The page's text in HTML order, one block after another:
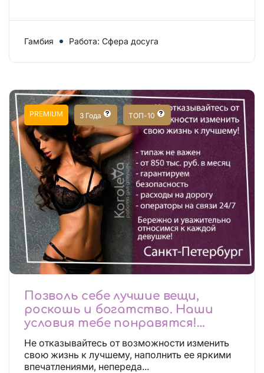
Гамбия Работа: Сфера досуга
PREMIUM 3 Года ТОП-10
Позволь себе лучшие вещи,
роскошь и богатство. Наши
условия тебе понравятся!
Действительно отличные
условия и поддержка!
Не отказывайтесь от возможности изменить
свою жизнь к лучшему, наполнить ее яркими
впечатлениями, непереда...